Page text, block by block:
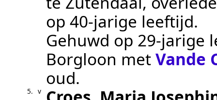
op 40-jarige leeftijd.
Gehuwd op 29-jarige
Borgloon metVande
oud.
5. v